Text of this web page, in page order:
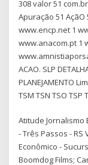
308 valor 51 com.br
Apuração 51
www.encp.net 1
www.anacom.pt 1
ACAO. SLP
PLANEJAMENTO
TSM TSN TSO TSP
Atitude Jornalismo
- Três Passos - RS
Econômico -
Boomdog Films;